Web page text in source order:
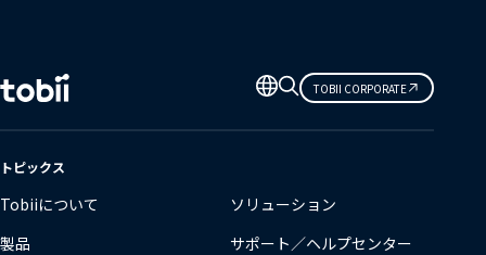
言
語
の
更
TOBII CORPORATE
トピックス
Tobiiについて
ソリューション
製品
サポート／ヘルプセンター